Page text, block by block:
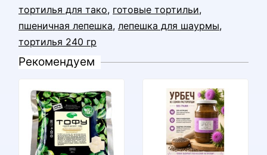
тортилья для тако, готовые тортильи,
пшеничная лепешка, лепешка для шаурмы,
тортилья 240 гр
Рекомендуем